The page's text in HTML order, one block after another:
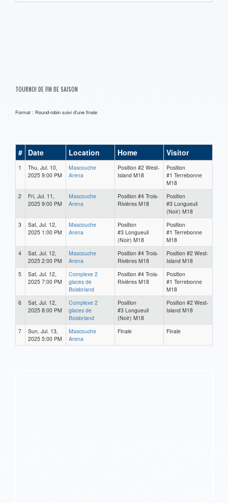
TOURNOI DE FIN DE SAISON
Format : Round-robin suivi d'une finale
# Date Location Home Visitor
1
Thu, Jul. 10,
2025 9:00 PM
Mascouche
Arena
Position #2 West-
Island M18
Position
#1 Terrebonne
M18
2
Fri, Jul. 11,
2025 9:00 PM
Mascouche
Arena
Position #4 Trois-
Rivières M18
Position
#3 Longueuil
(Noir) M18
3
Sat, Jul. 12,
2025 1:00 PM
Mascouche
Arena
Position
#3 Longueuil
(Noir) M18
Position
#1 Terrebonne
M18
4
Sat, Jul. 12,
2025 2:00 PM
Mascouche
Arena
Position #4 Trois-
Rivières M18
Position #2 West-
Island M18
5
Sat, Jul. 12,
2025 7:00 PM
Complexe 2
glaces de
Boisbriand
Position #4 Trois-
Rivières M18
Position
#1 Terrebonne
M18
6
Sat, Jul. 12,
2025 8:00 PM
Complexe 2
glaces de
Boisbriand
Position
#3 Longueuil
(Noir) M18
Position #2 West-
Island M18
7
Sun, Jul. 13,
2025 5:00 PM
Mascouche
Arena
Finale Finale